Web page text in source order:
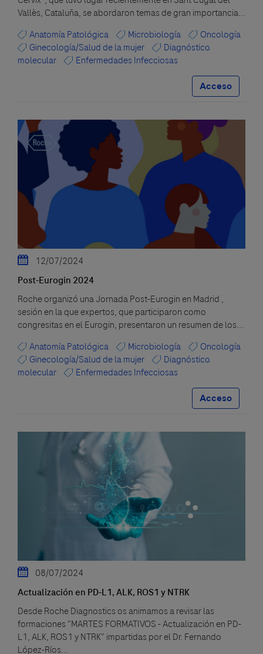
Vallès, Cataluña, se abordaron temas de gran importancia...
Anatomía Patológica
Microbiología
Oncología
Ginecología/Salud de la mujer
Diagnóstico
molecular
Enfermedades Infecciosas
Acceso
12/07/2024
Post-Eurogin 2024
Roche organizó una Jornada Post-Eurogin en Madrid ,
sesión en la que expertos, que participaron como
congresitas en el Eurogin, presentaron un resumen de los...
Anatomía Patológica
Microbiología
Oncología
Ginecología/Salud de la mujer
Diagnóstico
molecular
Enfermedades Infecciosas
Acceso
08/07/2024
Actualización en PD-L1, ALK, ROS1 y NTRK
Desde Roche Diagnostics os animamos a revisar las
formaciones "MARTES FORMATIVOS - Actualización en PD-
L1, ALK, ROS1 y NTRK" impartidas por el Dr. Fernando
López-Ríos...